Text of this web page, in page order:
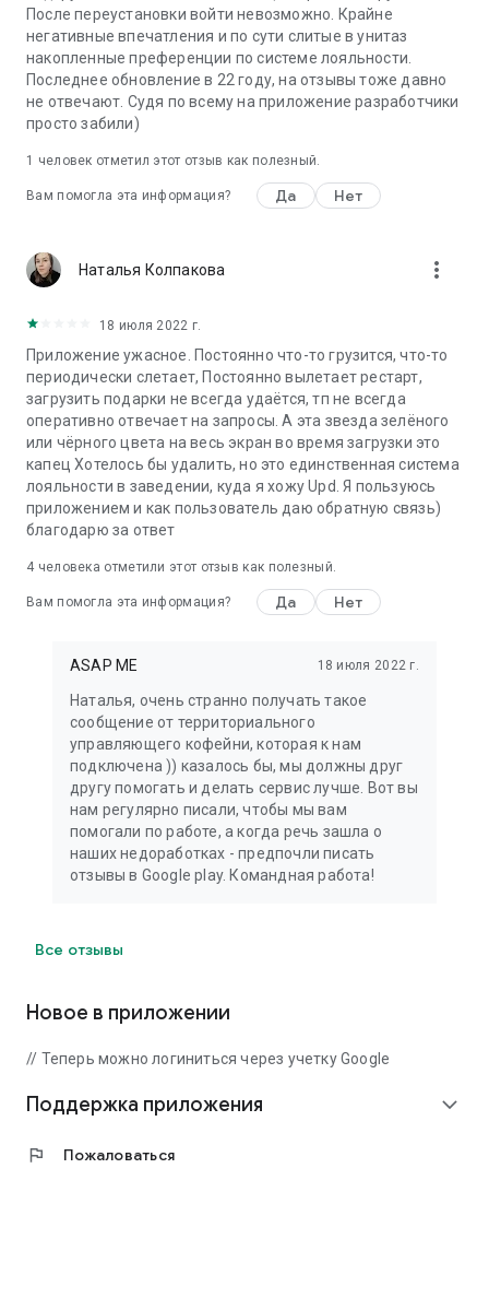
После переустановки войти невозможно. Крайне
негативные впечатления и по сути слитые в унитаз
накопленные преференции по системе лояльности.
Последнее обновление в 22 году, на отзывы тоже давно
не отвечают. Судя по всему на приложение разработчики
просто забили)
1 человек отметил этот отзыв как полезный.
Вам помогла эта информация? Да Нет
Наталья Колпакова more_vert
18 июля 2022 г.
Приложение ужасное. Постоянно что-то грузится, что-то
периодически слетает, Постоянно вылетает рестарт,
загрузить подарки не всегда удаётся, тп не всегда
оперативно отвечает на запросы. А эта звезда зелёного
или чёрного цвета на весь экран во время загрузки это
капец Хотелось бы удалить, но это единственная система
лояльности в заведении, куда я хожу Upd. Я пользуюсь
приложением и как пользователь даю обратную связь)
благодарю за ответ
4 человека отметили этот отзыв как полезный.
Вам помогла эта информация? Да Нет
ASAP ME 18 июля 2022 г.
Наталья, очень странно получать такое
сообщение от территориального
управляющего кофейни, которая к нам
подключена )) казалось бы, мы должны друг
другу помогать и делать сервис лучше. Вот вы
нам регулярно писали, чтобы мы вам
помогали по работе, а когда речь зашла о
наших недоработках - предпочли писать
отзывы в Google play. Командная работа!
Все отзывы
Новое в приложении
// Теперь можно логиниться через учетку Google
Поддержка приложения expand_more
flag Пожаловаться